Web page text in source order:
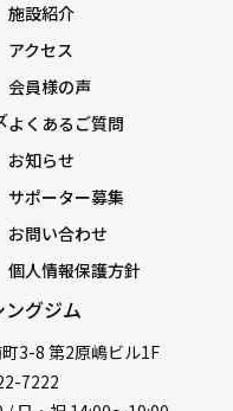
グジム
3-8 第2原嶋ビル1F
7222
施設紹介
アクセス
会員様の声
よくあるご質問
お知らせ
サポーター募集
お問い合わせ
個人情報保護方針